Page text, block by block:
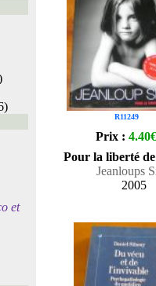
et
R11249
Prix : 4.40€
Pour la liberté de
Jeanloups
2005